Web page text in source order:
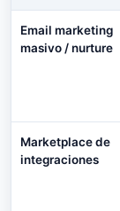
Email marketing
masivo / nurture
Marketplace de
integraciones